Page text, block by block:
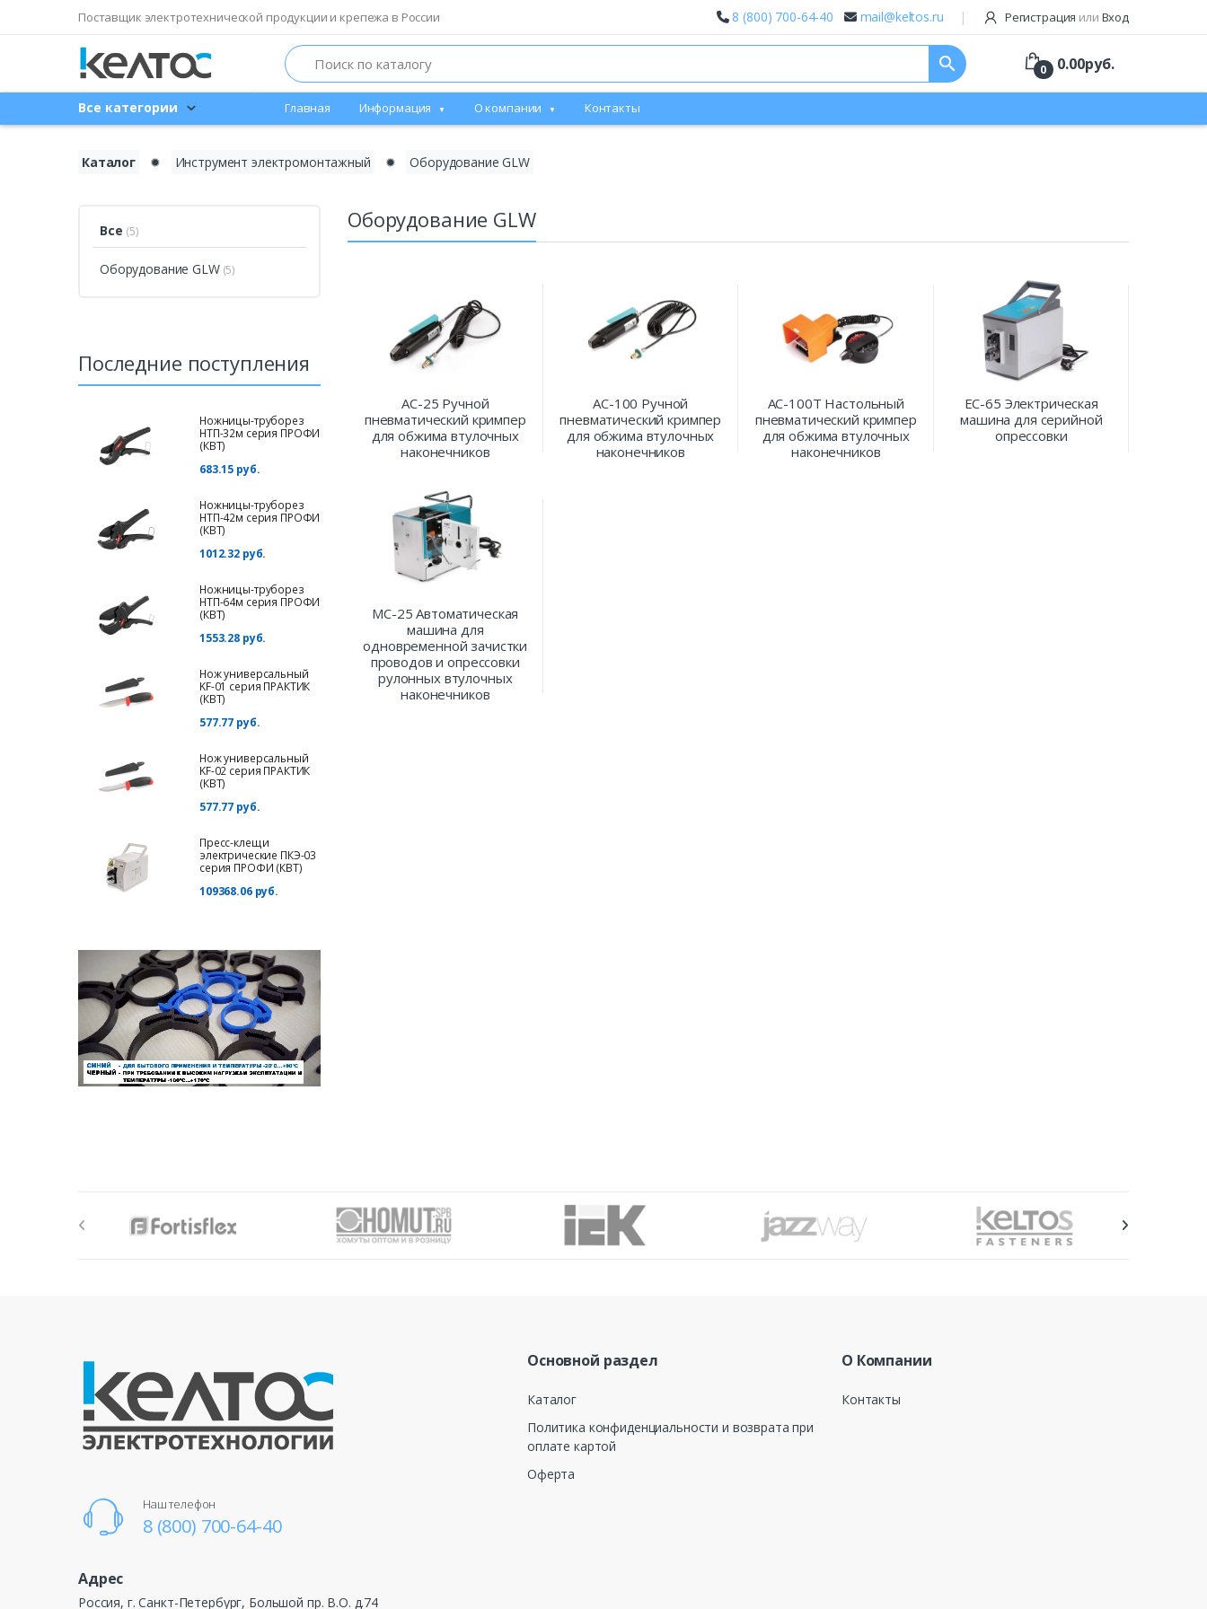
Поставщик электротехнической продукции и крепежа в России 8 (800) 700-64-40 mail@keltos.ru Регистрация или Вход
Search search 0 0.00руб.
Все категории Главная Информация О компании Контакты
Каталог ✹ Инструмент электромонтажный ✹ Оборудование GLW
Все (5)
Оборудование GLW(5)
Последние поступления
Ножницы-труборез
НТП-32м серия ПРОФИ
(КВТ)
683.15 руб.
Ножницы-труборез
НТП-42м серия ПРОФИ
(КВТ)
1012.32 руб.
Ножницы-труборез
НТП-64м серия ПРОФИ
(КВТ)
1553.28 руб.
Нож универсальный
KF-01 серия ПРАКТИК
(КВТ)
577.77 руб.
Нож универсальный
KF-02 серия ПРАКТИК
(КВТ)
577.77 руб.
Пресс-клещи
электрические ПКЭ-03
серия ПРОФИ (КВТ)
109368.06 руб.
Оборудование GLW
AC-25 Ручной
пневматический кримпер
для обжима втулочных
наконечников
AC-100 Ручной
пневматический кримпер
для обжима втулочных
наконечников
AC-100T Настольный
пневматический кримпер
для обжима втулочных
наконечников
EC-65 Электрическая
машина для серийной
опрессовки
MC-25 Автоматическая
машина для
одновременной зачистки
проводов и опрессовки
рулонных втулочных
наконечников
Наш телефон
8 (800) 700-64-40
Адрес
Россия, г. Санкт-Петербург, Большой пр. В.О. д.74
Основной раздел
Каталог
Политика конфиденциальности и возврата при
оплате картой
Оферта
О Компании
Контакты